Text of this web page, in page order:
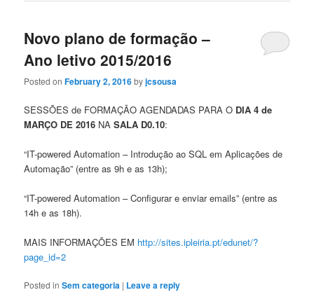
Novo plano de formação –
Ano letivo 2015/2016
Posted onFebruary 2, 2016byjcsousa
SESSÕES de FORMAÇÃO AGENDADAS PARA O DIA 4 de
MARÇO DE 2016 NASALA D0.10:
“IT-powered Automation – Introdução ao SQL em Aplicações de
Automação” (entre as 9h e as 13h);
“IT-powered Automation – Configurar e enviar emails” (entre as
14h e as 18h).
MAIS INFORMAÇÕES EM http://sites.ipleiria.pt/edunet/?
page_id=2
Posted in Sem categoria | Leave a reply